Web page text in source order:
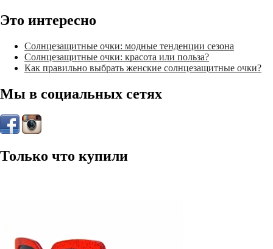
Это интересно
Солнцезащитные очки: модные тенденции сезона
Солнцезащитные очки: красота или польза?
Как правильно выбрать женские солнцезащитные очки?
Мы в социальных сетях
Только что купили